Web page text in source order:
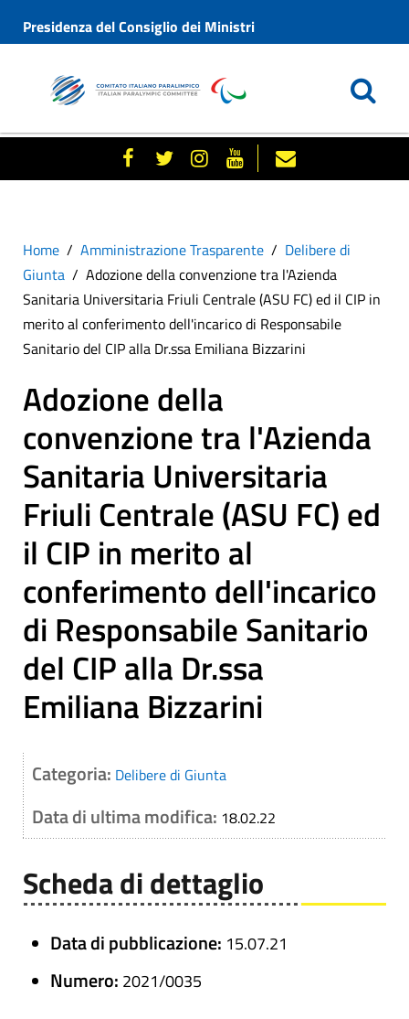
Presidenza del Consiglio dei Ministri
Home Amministrazione Trasparente
Delibere di
Giunta
Adozione della convenzione tra l'Azienda
Sanitaria Universitaria Friuli Centrale (ASU FC) ed il CIP in
merito al conferimento dell'incarico di Responsabile
Sanitario del CIP alla Dr.ssa Emiliana Bizzarini
Adozione della
convenzione tra l'Azienda
Sanitaria Universitaria
Friuli Centrale (ASU FC) ed
il CIP in merito al
conferimento dell'incarico
di Responsabile Sanitario
del CIP alla Dr.ssa
Emiliana Bizzarini
Categoria: Delibere di Giunta
Data di ultima modifica: 18.02.22
Scheda di dettaglio
Data di pubblicazione: 15.07.21
Numero: 2021/0035